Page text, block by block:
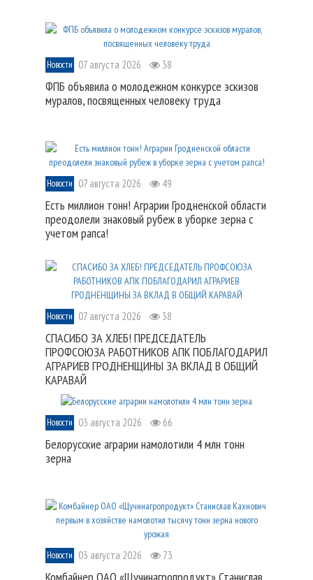
Новости 07 августа 2026 38
ФПБ объявила о молодежном конкурсе эскизов
муралов, посвященных человеку труда
Новости 07 августа 2026 49
Есть миллион тонн! Аграрии Гродненской области
преодолели знаковый рубеж в уборке зерна с
учетом рапса!
Новости 07 августа 2026 38
СПАСИБО ЗА ХЛЕБ! ПРЕДСЕДАТЕЛЬ
ПРОФСОЮЗА РАБОТНИКОВ АПК ПОБЛАГОДАРИЛ
АГРАРИЕВ ГРОДНЕНЩИНЫ ЗА ВКЛАД В ОБЩИЙ
КАРАВАЙ
Новости 03 августа 2026 66
Белорусские аграрии намолотили 4 млн тонн
зерна
Новости 03 августа 2026 73